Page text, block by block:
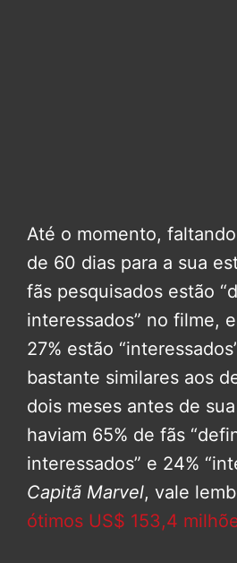
Até o momento,
de 60 dias para a sua
fãs pesquisados estão
interessados” no filme,
27% estão
bastante similares aos
dois meses antes de
haviam 65% de fãs
interessados” e 24%
Capitã Marvel, vale
ótimos US$ 153,4